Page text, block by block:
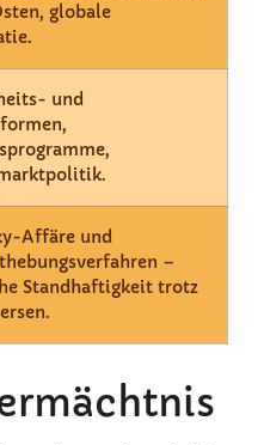
globale
und
Affäre und
–
Standhaftigkeit trotz